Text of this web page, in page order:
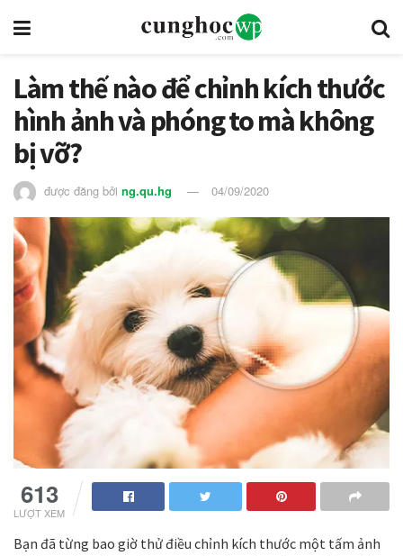
Làm thế nào để chỉnh kích thước
hình ảnh và phóng to mà không
bị vỡ?
được đăng bởi ng.qu.hg 04/09/2020
613
LƯỢT XEM
Bạn đã từng bao giờ thử điều chỉnh kích thước một tấm ảnh